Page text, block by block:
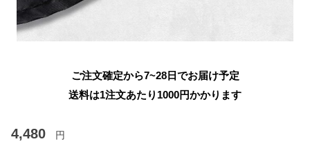
ご注文確定から7~28日でお届け予定
送料は1注文あたり 1000円かかります
4,480 円